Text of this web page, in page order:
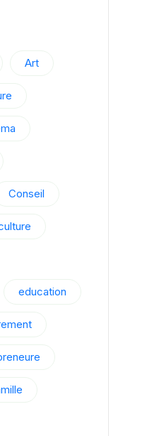
Art
Conseil
education